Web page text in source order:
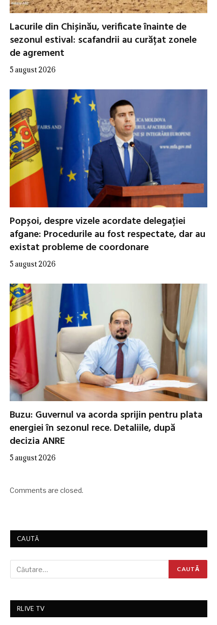
Lacurile din Chișinău, verificate înainte de
sezonul estival: scafandrii au curățat zonele
de agrement
5 august 2026
Popșoi, despre vizele acordate delegației
afgane: Procedurile au fost respectate, dar au
existat probleme de coordonare
5 august 2026
Buzu: Guvernul va acorda sprijin pentru plata
energiei în sezonul rece. Detaliile, după
decizia ANRE
5 august 2026
Comments are closed.
CAUTĂ
RLIVE TV